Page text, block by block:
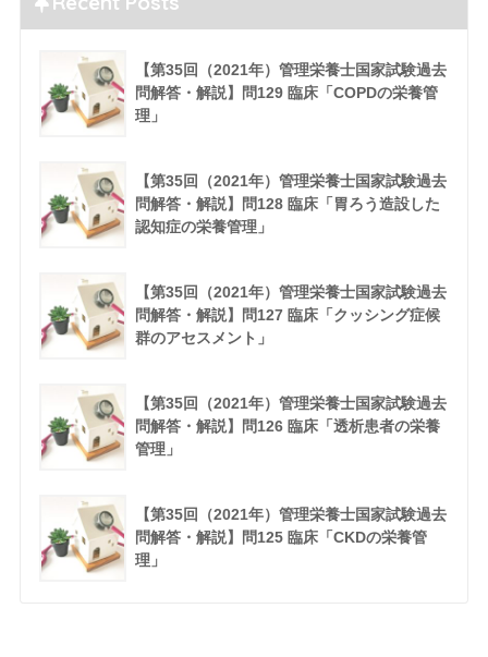
【第35回（2021年）管理栄養士国家試験過去
問解答・解説】問129 臨床「COPDの栄養管
理」
【第35回（2021年）管理栄養士国家試験過去
問解答・解説】問128 臨床「胃ろう造設した
認知症の栄養管理」
【第35回（2021年）管理栄養士国家試験過去
問解答・解説】問127 臨床「クッシング症候
群のアセスメント」
【第35回（2021年）管理栄養士国家試験過去
問解答・解説】問126 臨床「透析患者の栄養
管理」
【第35回（2021年）管理栄養士国家試験過去
問解答・解説】問125 臨床「CKDの栄養管
理」